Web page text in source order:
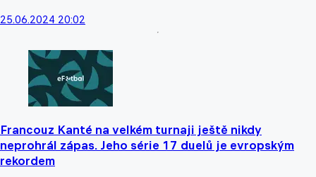
25.06.2024 20:02
Francouz Kanté na velkém turnaji ještě nikdy
neprohrál zápas. Jeho série 17 duelů je evropským
rekordem